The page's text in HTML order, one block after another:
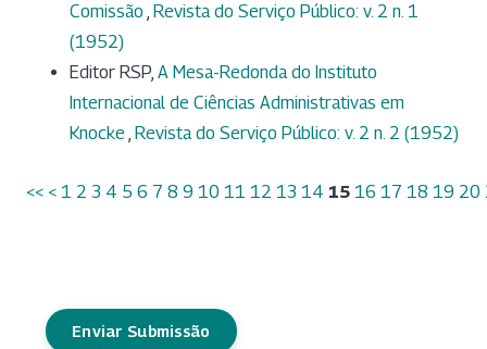
Comissão , Revista do Serviço Público: v. 2 n. 1
(1952)
Editor RSP, A Mesa-Redonda do Instituto
Internacional de Ciências Administrativas em
Knocke , Revista do Serviço Público: v. 2 n. 2 (1952)
<< < 1 2 3 4 5 6 7 8 9 10 11 12 13 14 15 16 17 18 19 20
Enviar Submissão